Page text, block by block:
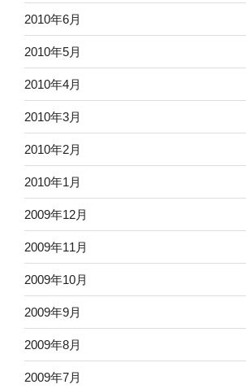
2010年6月
2010年5月
2010年4月
2010年3月
2010年2月
2010年1月
2009年12月
2009年11月
2009年10月
2009年9月
2009年8月
2009年7月